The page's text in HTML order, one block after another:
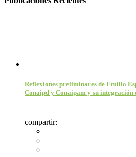
Reflexiones preliminares de Emilio
Conaipd y Conaipam y su
compartir: